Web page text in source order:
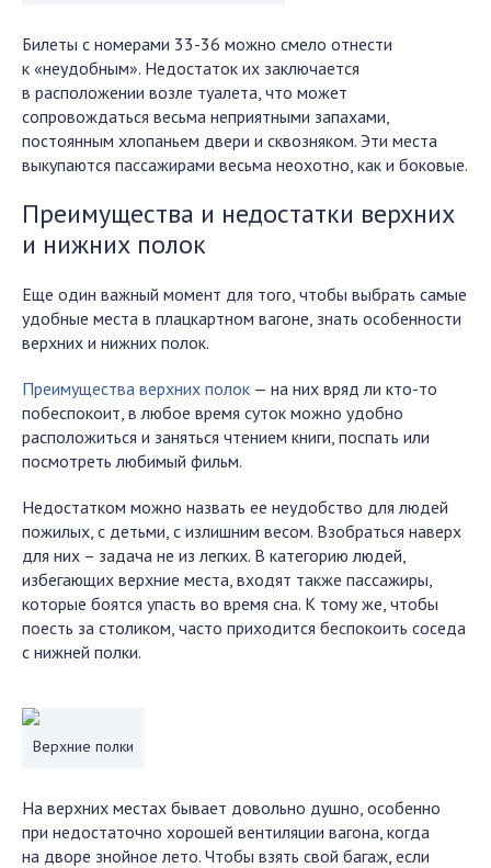
Билеты с номерами 33-36 можно смело отнести
к «неудобным». Недостаток их заключается
в расположении возле туалета, что может
сопровождаться весьма неприятными запахами,
постоянным хлопаньем двери и сквозняком. Эти места
выкупаются пассажирами весьма неохотно, как и боковые.
Преимущества и недостатки верхних
и нижних полок
Еще один важный момент для того, чтобы выбрать самые
удобные места в плацкартном вагоне, знать особенности
верхних и нижних полок.
Преимущества верхних полок — на них вряд ли кто-то
побеспокоит, в любое время суток можно удобно
расположиться и заняться чтением книги, поспать или
посмотреть любимый фильм.
Недостатком можно назвать ее неудобство для людей
пожилых, с детьми, с излишним весом. Взобраться наверх
для них – задача не из легких. В категорию людей,
избегающих верхние места, входят также пассажиры,
которые боятся упасть во время сна. К тому же, чтобы
поесть за столиком, часто приходится беспокоить соседа
с нижней полки.
Верхние полки
На верхних местах бывает довольно душно, особенно
при недостаточно хорошей вентиляции вагона, когда
на дворе знойное лето. Чтобы взять свой багаж, если